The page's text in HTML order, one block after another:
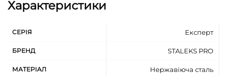
ефектом
подовжених ручок
нержавіюча сталь 40Х13
Характеристики
СЕРІЯ Експерт
БРЕНД STALEKS PRO
МАТЕРІАЛ Нержавіюча сталь